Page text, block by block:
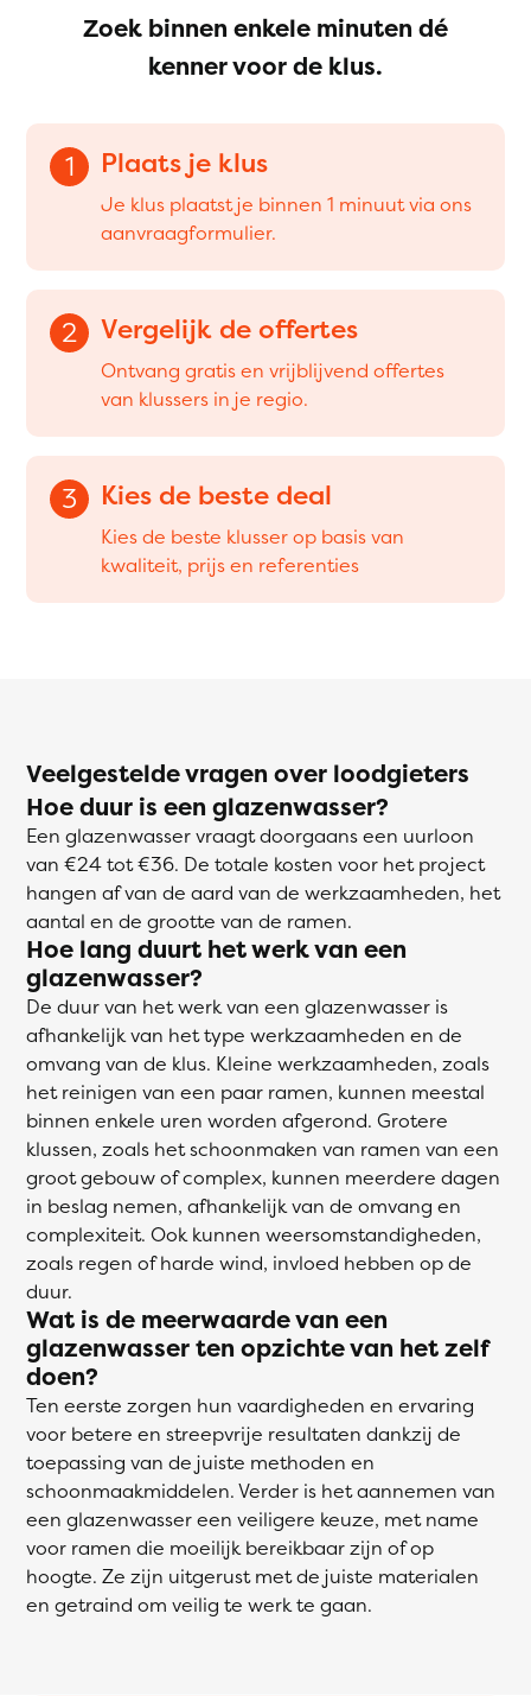
Zoek binnen enkele minuten dé
kenner voor de klus.
1 Plaats je klus
Je klus plaatst je binnen 1 minuut via ons
aanvraagformulier.
2 Vergelijk de offertes
Ontvang gratis en vrijblijvend offertes
van klussers in je regio.
3 Kies de beste deal
Kies de beste klusser op basis van
kwaliteit, prijs en referenties
Veelgestelde vragen over loodgieters
Hoe duur is een glazenwasser?
Een glazenwasser vraagt doorgaans een uurloon
van €24 tot €36. De totale kosten voor het project
hangen af van de aard van de werkzaamheden, het
aantal en de grootte van de ramen.
Hoe lang duurt het werk van een
glazenwasser?
De duur van het werk van een glazenwasser is
afhankelijk van het type werkzaamheden en de
omvang van de klus. Kleine werkzaamheden, zoals
het reinigen van een paar ramen, kunnen meestal
binnen enkele uren worden afgerond. Grotere
klussen, zoals het schoonmaken van ramen van een
groot gebouw of complex, kunnen meerdere dagen
in beslag nemen, afhankelijk van de omvang en
complexiteit. Ook kunnen weersomstandigheden,
zoals regen of harde wind, invloed hebben op de
duur.
Wat is de meerwaarde van een
glazenwasser ten opzichte van het zelf
doen?
Ten eerste zorgen hun vaardigheden en ervaring
voor betere en streepvrije resultaten dankzij de
toepassing van de juiste methoden en
schoonmaakmiddelen. Verder is het aannemen van
een glazenwasser een veiligere keuze, met name
voor ramen die moeilijk bereikbaar zijn of op
hoogte. Ze zijn uitgerust met de juiste materialen
en getraind om veilig te werk te gaan.